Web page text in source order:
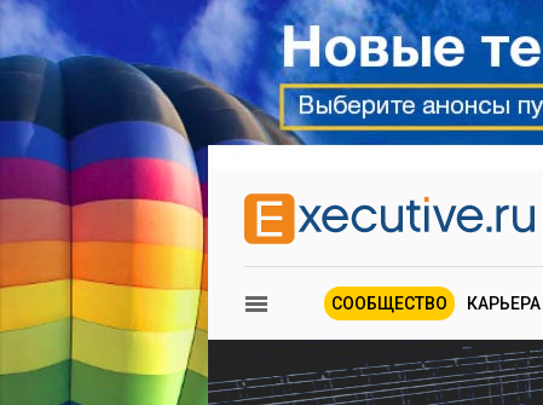
СООБЩЕСТВО КАРЬЕРА